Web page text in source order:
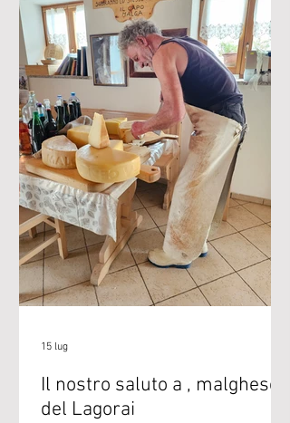
Food Trentino, in collaborazione con gli
archivisti Thomas Camilleri e Marcello
Prada, ha recuperato il fascicolo del
percorso seguito dal fondatore di Slow
Food presso l'all
Il nostro saluto a , malghese
del Lagorai
15 lug